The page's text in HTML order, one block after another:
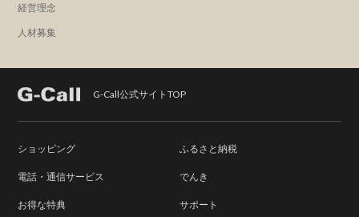
経営理念
人材募集
G-Call公式サイトTOP
ショッピング ふるさと納税
電話・通信サービス でんき
お得な特典 サポート